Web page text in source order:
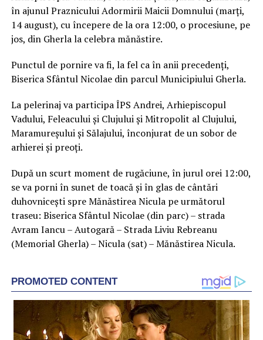
în ajunul Praznicului Adormirii Maicii Domnului (marți,
14 august), cu începere de la ora 12:00, o procesiune, pe
jos, din Gherla la celebra mănăstire.
Punctul de pornire va fi, la fel ca în anii precedenți,
Biserica Sfântul Nicolae din parcul Municipiului Gherla.
La pelerinaj va participa ÎPS Andrei, Arhiepiscopul
Vadului, Feleacului și Clujului și Mitropolit al Clujului,
Maramureșului și Sălajului, înconjurat de un sobor de
arhierei și preoți.
După un scurt moment de rugăciune, în jurul orei 12:00,
se va porni în sunet de toacă și în glas de cântări
duhovnicești spre Mănăstirea Nicula pe următorul
traseu: Biserica Sfântul Nicolae (din parc) – strada
Avram Iancu – Autogară – Strada Liviu Rebreanu
(Memorial Gherla) – Nicula (sat) – Mănăstirea Nicula.